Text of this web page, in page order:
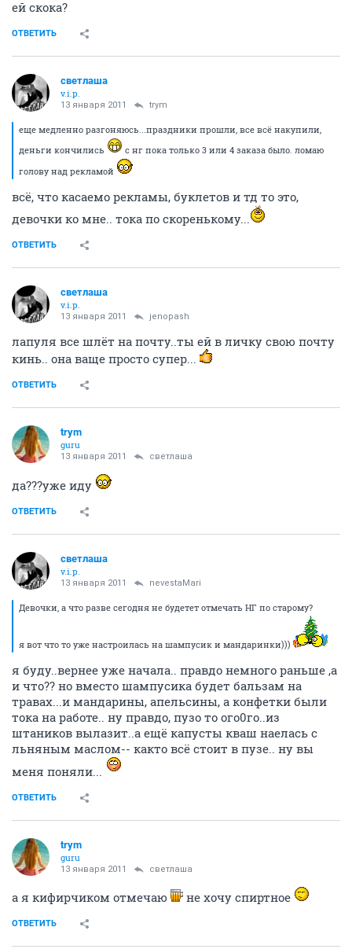
ей скока?
ОТВЕТИТЬ
светлаша
v.i.p.
13 января 2011 trym
еще медленно разгоняюсь...праздники прошли, все всё накупили,
деньги кончились
с нг пока только 3 или 4 заказа было. ломаю
голову над рекламой
всё, что касаемо рекламы, буклетов и тд то это,
девочки ко мне.. тока по скоренькому...
ОТВЕТИТЬ
светлаша
v.i.p.
13 января 2011 jenopash
лапуля все шлёт на почту..ты ей в личку свою почту
кинь.. она ваще просто супер...
ОТВЕТИТЬ
trym
guru
13 января 2011 светлаша
да???уже иду
ОТВЕТИТЬ
светлаша
v.i.p.
13 января 2011 nevestaMari
Девочки, а что разве сегодня не будетет отмечать НГ по старому?
я вот что то уже настроилась на шампусик и мандаринки)))
я буду..вернее уже начала.. правдо немного раньше ,а
и что?? но вместо шампусика будет бальзам на
травах...и мандарины, апельсины, а конфетки были
тока на работе.. ну правдо, пузо то ого0го..из
штаников вылазит..а ещё капусты кваш наелась с
льняным маслом-- както всё стоит в пузе.. ну вы
меня поняли...
ОТВЕТИТЬ
trym
guru
13 января 2011 светлаша
а я кифирчиком отмечаю не хочу спиртное
ОТВЕТИТЬ